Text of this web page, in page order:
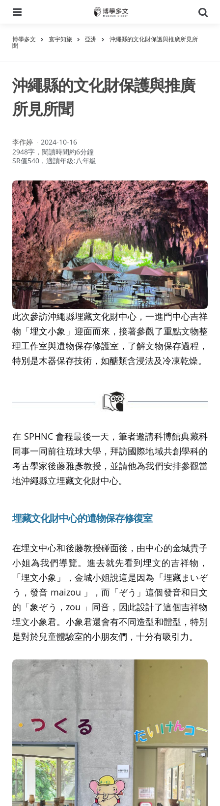
尋
博學多文 寰宇知旅 亞洲 沖繩縣的文化財保護與推廣所見所
聞
沖繩縣的文化財保護與推廣
所見所聞
作
者：
李作婷
2024-10-16
2948字，閱讀時間約6分鐘
SR值540，適讀年級:八年級
此次參訪沖繩縣埋藏文化財中心，一進門中心吉祥
物「埋文小象」迎面而來，接著參觀了重點文物整
理工作室與遺物保存修護室，了解文物保存過程，
特別是木器保存技術，如醣類含浸法及冷凍乾燥。
在 SPHNC 會程最後一天，筆者邀請科博館典藏科
同事一同前往琉球大學，拜訪國際地域共創學科的
考古學家後藤雅彥教授，並請他為我們安排參觀當
地沖繩縣立埋藏文化財中心。
埋藏文化財中心的遺物保存修復室
在埋文中心和後藤教授碰面後，由中心的金城貴子
小姐為我們導覽。進去就先看到埋文的吉祥物，
「埋文小象」，金城小姐說這是因為「埋藏まいぞ
う，發音 maizou 」，而「ぞう」這個發音和日文
的「象ぞう，zou 」同音，因此設計了這個吉祥物
埋文小象君。小象君還會有不同造型和體型，特別
是對於兒童體驗室的小朋友們，十分有吸引力。